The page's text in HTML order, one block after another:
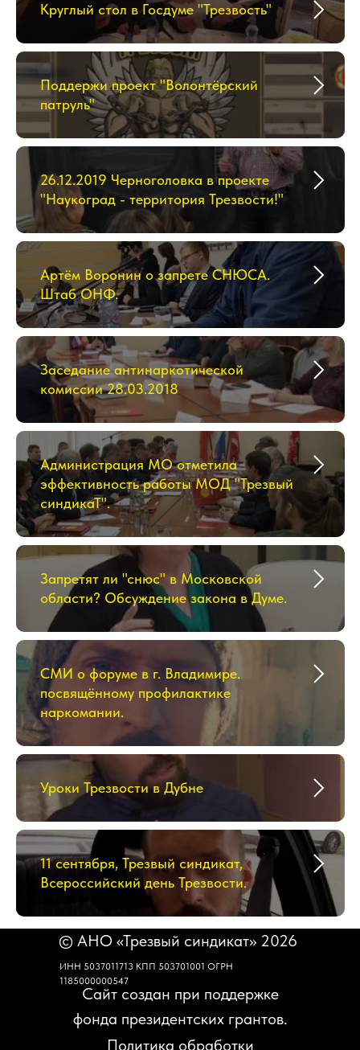
Круглый стол в Госдуме "Трезвость"
Поддержи проект "Волонтёрский
патруль"
26.12.2019 Черноголовка в проекте
"Наукоград - территория Трезвости!"
Артём Воронин о запрете СНЮСА.
Штаб ОНФ.
Заседание антинаркотической
комиссии 28.03.2018
Администрация МО отметила
эффективность работы МОД "Трезвый
синдикаТ".
Запретят ли "снюс" в Московской
области? Обсуждение закона в Думе.
СМИ о форуме в г. Владимире.
посвящённому профилактике
наркомании.
Уроки Трезвости в Дубне
11 cентября, Трезвый синдикат,
Всероссийский день Трезвости.
© АНО «Трезвый синдикат» 2026
Сайт создан при поддержке
фонда президентских грантов.
Политика обработки
ИНН 5037011713 КПП 503701001 ОГРН
1185000000547